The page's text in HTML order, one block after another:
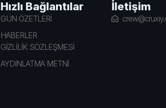
Hızlı Bağlantılar
GÜN ÖZETLERİ
HABERLER
GİZLİLİK SÖZLEŞMESİ
AYDINLATMA METNİ
İletişim